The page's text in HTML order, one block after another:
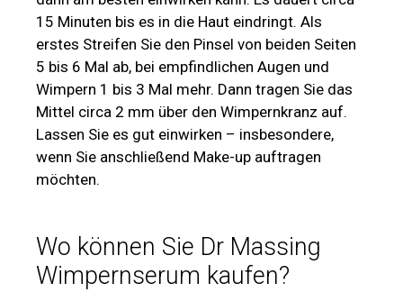
15 Minuten bis es in die Haut eindringt. Als
erstes Streifen Sie den Pinsel von beiden Seiten
5 bis 6 Mal ab, bei empfindlichen Augen und
Wimpern 1 bis 3 Mal mehr. Dann tragen Sie das
Mittel circa 2 mm über den Wimpernkranz auf.
Lassen Sie es gut einwirken – insbesondere,
wenn Sie anschließend Make-up auftragen
möchten.
Wo können Sie Dr Massing
Wimpernserum kaufen?